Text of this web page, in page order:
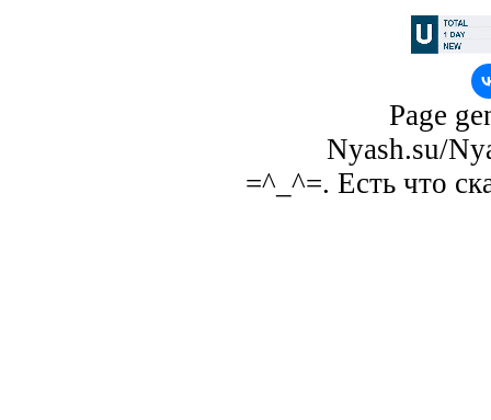
Page
Nyash.su/
=^_^=. Есть что